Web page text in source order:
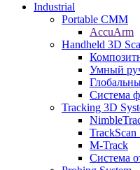
Industrial
Portable CMM
AccuArm
Handheld 3D
Умный
Система
Tracking 3D
TrackScan
M-Track
Система